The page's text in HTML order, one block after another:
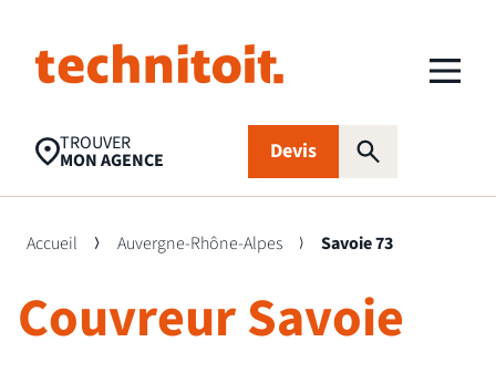
TROUVER
MON AGENCE Devis
Recherches populaires
Accueil Auvergne-Rhône-Alpes Savoie 73
Couvreur Savoie